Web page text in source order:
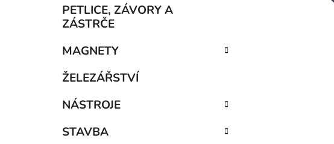
PETLICE, ZÁVORY A
ZÁSTRČE
MAGNETY
ŽELEZÁŘSTVÍ
NÁSTROJE
STAVBA